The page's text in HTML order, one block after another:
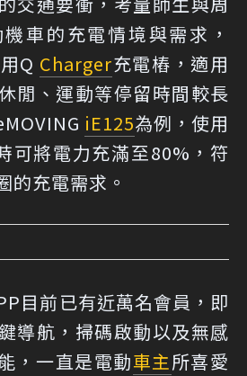
車的充電情境與需求，
Q Charger充電樁，適用
閒、運動等停留時間較長
iE125為例，使用
可將電力充滿至80%，符
的充電需求。
目前已有近萬名會員，即
導航，掃碼啟動以及無感
，一直是電動車主所喜愛